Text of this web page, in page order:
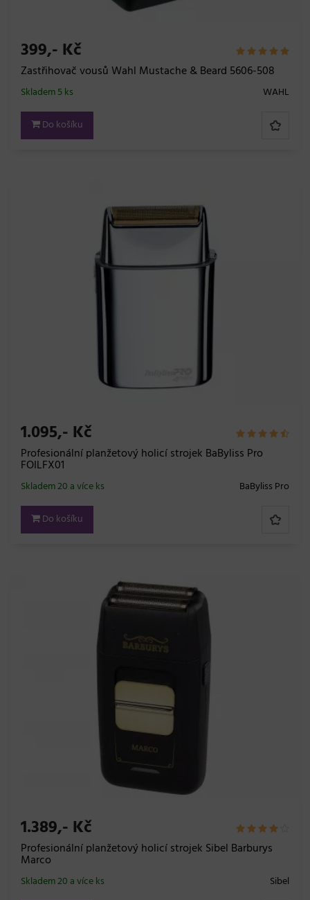
399,- Kč
Zastřihovač vousů Wahl Mustache & Beard 5606-508
WAHL
Skladem 5 ks
Do košíku
1.095,- Kč
Profesionální planžetový holicí strojek BaByliss Pro
FOILFX01
BaByliss Pro
Skladem 20 a více ks
Do košíku
1.389,- Kč
Profesionální planžetový holicí strojek Sibel Barburys
Marco
Sibel
Skladem 20 a více ks